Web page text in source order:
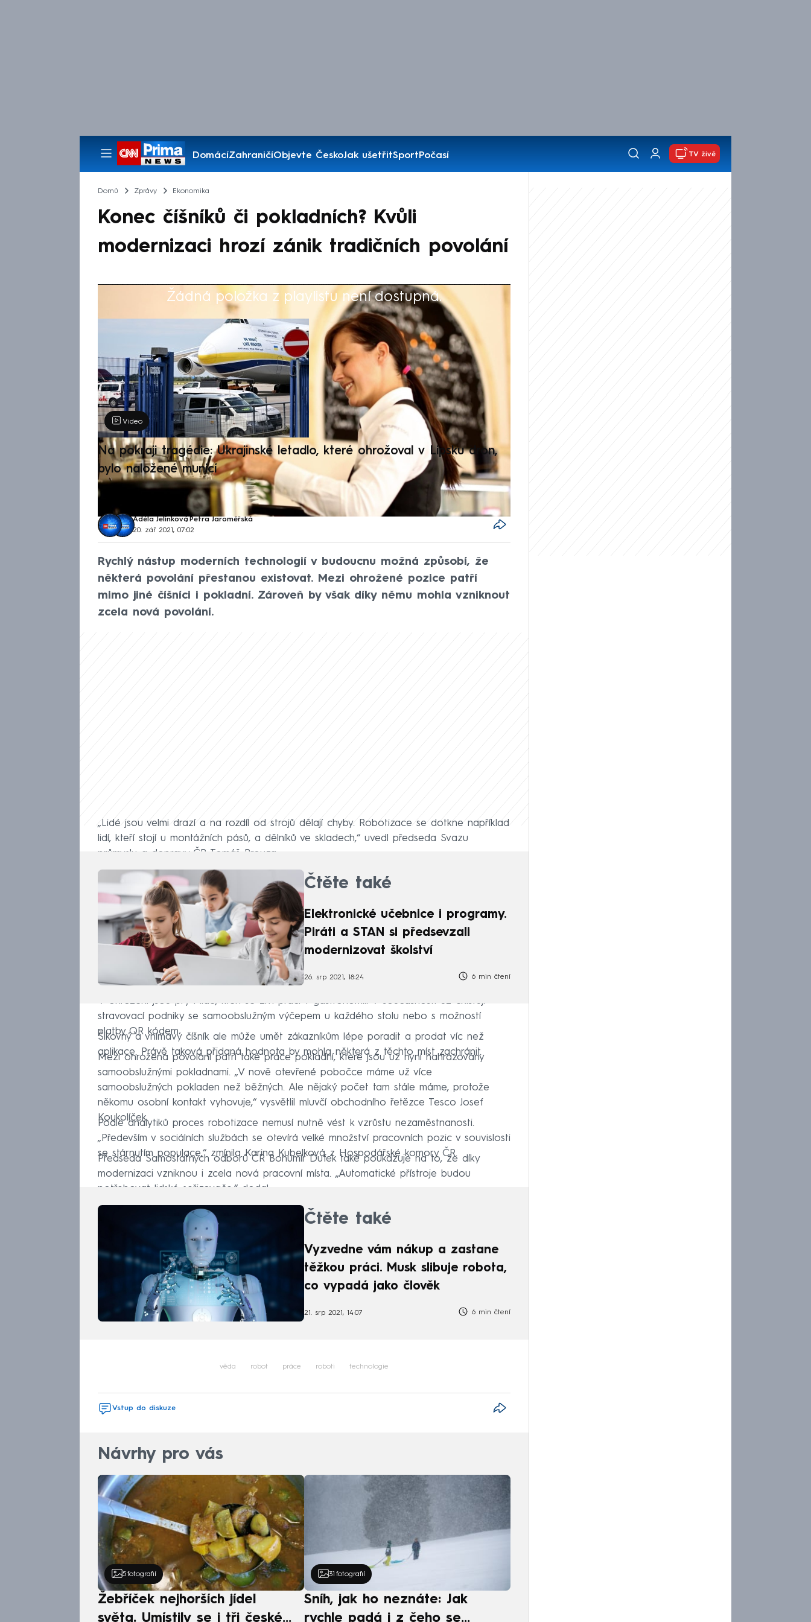
DomácíZahraničíObjevte ČeskoJak ušetřitSportPočasí
Pořady
TV živě
Domů Zprávy Ekonomika
Konec číšníků či pokladních? Kvůli
modernizaci hrozí zánik tradičních povolání
Žádná položka z playlistu není dostupná.
Výběr redakce
Video
Na pokraji tragédie: Ukrajinské letadlo, které ohrožoval v Lipsku dron,
bylo naložené municí
Adéla Jelínková, Petra Jaroměřská
20. zář 2021, 07:02
Rychlý nástup moderních technologií v budoucnu možná způsobí, že
některá povolání přestanou existovat. Mezi ohrožené pozice patří
mimo jiné číšníci i pokladní. Zároveň by však díky němu mohla vzniknout
zcela nová povolání.
„Lidé jsou velmi drazí a na rozdíl od strojů dělají chyby. Robotizace se dotkne například
lidí, kteří stojí u montážních pásů, a dělníků ve skladech,“ uvedl předseda Svazu
průmyslu a dopravy ČR Tomáš Prouza.
Čtěte také
Elektronické učebnice i programy.
Piráti a STAN si předsevzali
modernizovat školství
26. srp 2021, 18:24 6 min čtení
V ohrožení jsou prý i lidé, kteří se živí prací v gastronomii. V současnosti už existují
stravovací podniky se samoobslužným výčepem u každého stolu nebo s možností
platby QR kódem.
Šikovný a vnímavý číšník ale může umět zákazníkům lépe poradit a prodat víc než
aplikace. Právě taková přidaná hodnota by mohla některá z těchto míst zachránit.
Mezi ohrožená povolání patří také práce pokladní, které jsou už nyní nahrazovány
samoobslužnými pokladnami. „V nově otevřené pobočce máme už více
samoobslužných pokladen než běžných. Ale nějaký počet tam stále máme, protože
někomu osobní kontakt vyhovuje,“ vysvětlil mluvčí obchodního řetězce Tesco Josef
Koukolíček.
Podle analytiků proces robotizace nemusí nutně vést k vzrůstu nezaměstnanosti.
„Především v sociálních službách se otevírá velké množství pracovních pozic v souvislosti
se stárnutím populace,“ zmínila Karina Kubelková z Hospodářské komory ČR.
Předseda Samostatných odborů ČR Bohumír Dufek také poukazuje na to, že díky
modernizaci vzniknou i zcela nová pracovní místa. „Automatické přístroje budou
potřebovat lidské seřizovače,“ dodal.
Čtěte také
Vyzvedne vám nákup a zastane
těžkou práci. Musk slibuje robota,
co vypadá jako člověk
21. srp 2021, 14:07 6 min čtení
věda robot práce roboti technologie
Vstup do diskuze
Návrhy pro vás
5 fotografií
Žebříček nejhorších jídel
světa. Umístily se i tři české
31 fotografií
Sníh, jak ho neznáte: Jak
rychle padá i z čeho se